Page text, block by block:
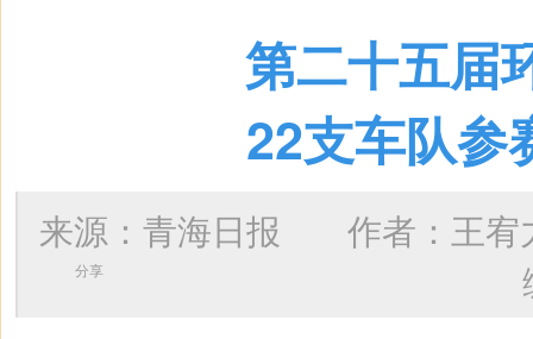
第二十五届
22支车队参
来源：青海日报 作者： 王
分享